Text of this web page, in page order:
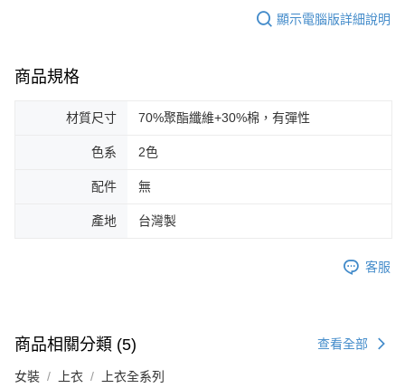
顯示電腦版詳細說明
商品規格
材質尺寸 70%聚酯纖維+30%棉，有彈性
色系 2色
配件 無
產地 台灣製
客服
商品相關分類 (5) 查看全部
女裝 上衣 上衣全系列